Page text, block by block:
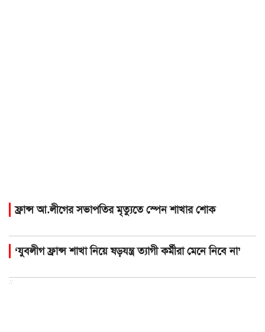
ফ্রান্স আ.লীগের সভাপতির মৃত্যুতে স্পেন শাখার শোক
‘যুবলীগ ফ্রান্স শাখা নিয়ে ষড়যন্ত্র ত্যাগী কর্মীরা মেনে নিবে না’
::